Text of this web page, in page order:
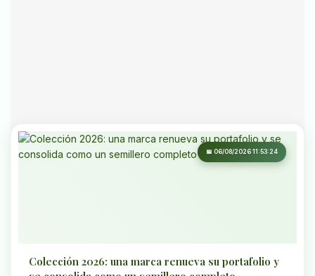
📅 06/08/2026 11:53:24
Colección 2026: una marca renueva su portafolio y